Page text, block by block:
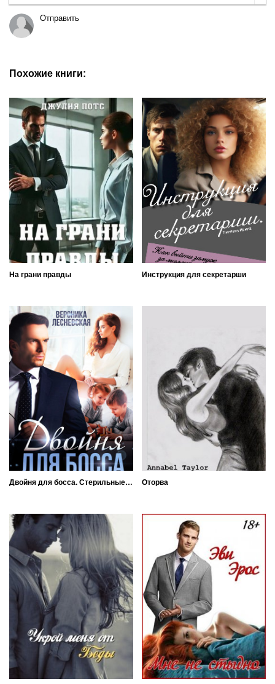
Отправить
Похожие книги:
На грани правды Инструкция для секретарши
Двойня для босса. Стерильные чувства Оторва